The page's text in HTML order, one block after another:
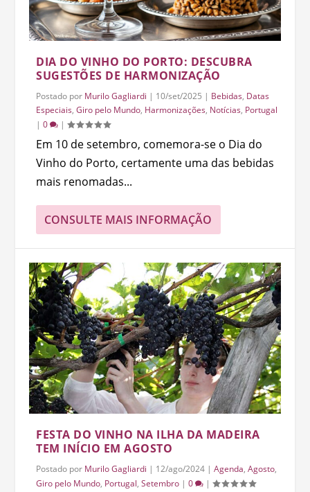
DIA DO VINHO DO PORTO: DESCUBRA
SUGESTÕES DE HARMONIZAÇÃO
Postado por Murilo Gagliardi | 10/set/2025 | Bebidas, Datas
Especiais,Giro pelo Mundo, Harmonizações, Notícias, Portugal
|0 |
Em 10 de setembro, comemora-se o Dia do
Vinho do Porto, certamente uma das bebidas
mais renomadas...
CONSULTE MAIS INFORMAÇÃO
FESTA DO VINHO NA ILHA DA MADEIRA
TEM INÍCIO EM AGOSTO
Postado por Murilo Gagliardi | 12/ago/2024 |Agenda,Agosto,
Giro pelo Mundo, Portugal,Setembro |0 |